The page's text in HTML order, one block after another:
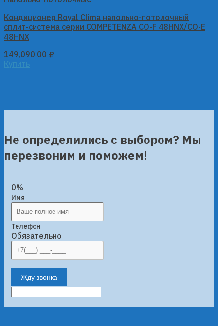
Кондиционер Royal Clima напольно-потолочный
сплит-система серии COMPETENZA CO-F 48HNX/CO-E
48HNX
149,090.00 ₽
Купить
Не определились с выбором? Мы
перезвоним и поможем!
0%
Имя
Телефон
Обязательно
Жду звонка